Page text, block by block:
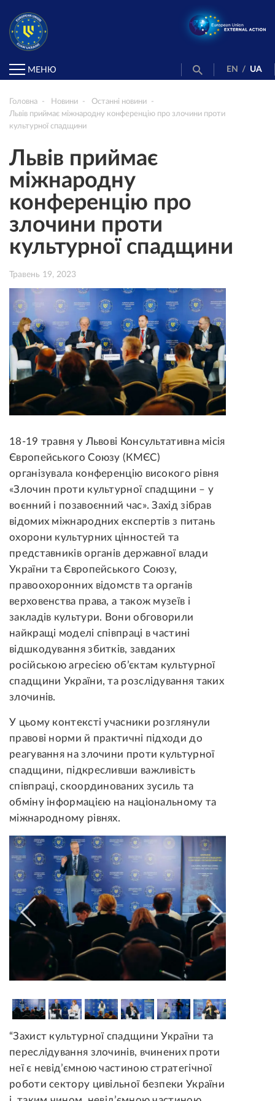
МЕНЮ EN / UA
Головна Новини
Останні новини
Львів приймає міжнародну конференцію про злочини проти
культурної спадщини
Львів приймає
міжнародну
конференцію про
злочини проти
культурної спадщини
Травень 19, 2023
18-19 травня у Львові Консультативна місія
Європейського Союзу (КМЄС)
організувала конференцію високого рівня
«Злочин проти культурної спадщини – у
воєнний і позавоєнний час». Захід зібрав
відомих міжнародних експертів з питань
охорони культурних цінностей та
представників органів державної влади
України та Європейського Союзу,
правоохоронних відомств та органів
верховенства права, а також музеїв і
закладів культури. Вони обговорили
найкращі моделі співпраці в частині
відшкодування збитків, завданих
російською агресією об’єктам культурної
спадщини України, та розслідування таких
злочинів.
У цьому контексті учасники розглянули
правові норми й практичні підходи до
реагування на злочини проти культурної
спадщини, підкресливши важливість
співпраці, скоординованих зусиль та
обміну інформацією на національному та
міжнародному рівнях.
“Захист культурної спадщини України та
переслідування злочинів, вчинених проти
неї є невід’ємною частиною стратегічної
роботи сектору цивільної безпеки України